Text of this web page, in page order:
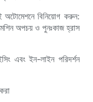
অটোমেশনে বিনিয়োগ করুন:
অপচয় ও পুনঃকাজ হ্রাস
এবং ইন-লাইন পরিদর্শন